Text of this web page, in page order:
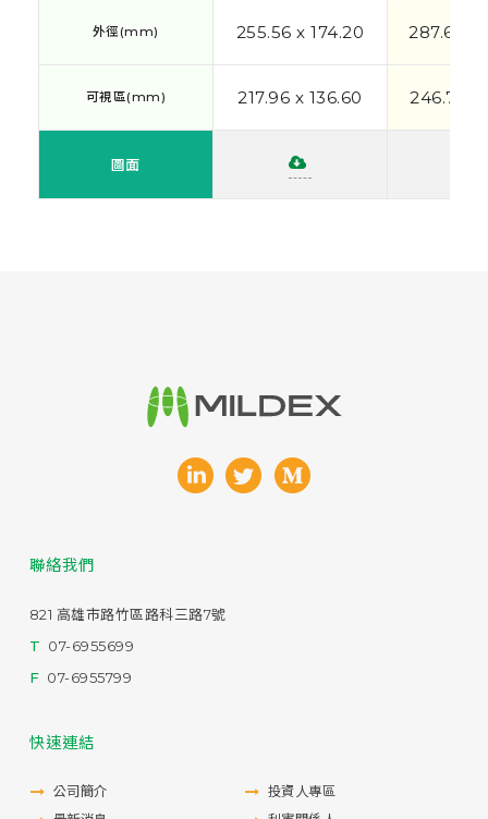
外徑(mm) 255.56 x 174.20 287.67 x
可視區(mm) 217.96 x 136.60 246.76 x
圖面
外徑(mm)
可視區(mm)
圖面
聯絡我們
821 高雄市路竹區路科三路7號
T 07-6955699
F 07-6955799
快速連結
公司簡介
投資人專區